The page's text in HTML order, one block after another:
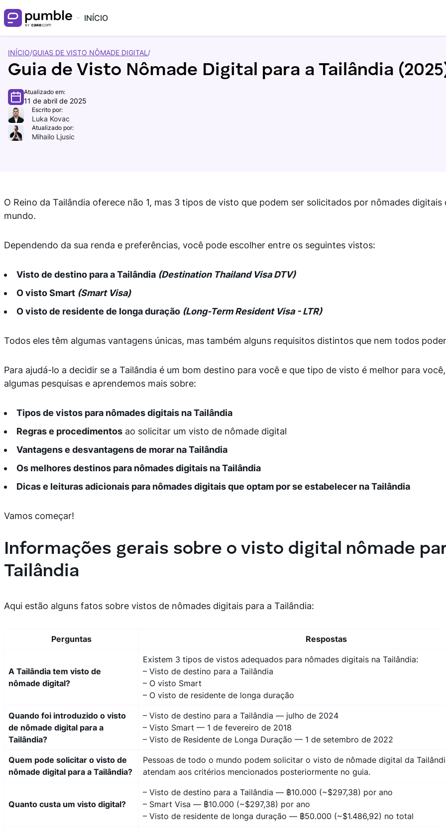
INÍCIO
INÍCIO/GUIAS DE VISTO NÔMADE DIGITAL /
Guia de Visto Nômade Digital para a Tailândia
Atualizado em:
11 de abril de 2025
Escrito por:
Luka Kovac
Atualizado por:
Mihailo Ljusic
O Reino da Tailândia oferece não 1, mas 3 tipos de visto que podem ser solicitados por nômades
mundo.
Dependendo da sua renda e preferências, você pode escolher entre os seguintes vistos:
Visto de destino para a Tailândia (Destination Thailand Visa DTV)
O visto Smart (Smart Visa)
O visto de residente de longa duração (Long-Term Resident Visa - LTR)
Todos eles têm algumas vantagens únicas, mas também alguns requisitos distintos que nem todos
Para ajudá-lo a decidir se a Tailândia é um bom destino para você e que tipo de visto é melhor para
algumas pesquisas e aprendemos mais sobre:
Tipos de vistos para nômades digitais na Tailândia
Regras e procedimentos ao solicitar um visto de nômade digital
Vantagens e desvantagens de morar na Tailândia
Os melhores destinos para nômades digitais na Tailândia
Dicas e leituras adicionais para nômades digitais que optam por se estabelecer na Tailândia
Vamos começar!
Informações gerais sobre o visto digital nômade
Tailândia
Aqui estão alguns fatos sobre vistos de nômades digitais para a Tailândia:
Perguntas Respostas
A Tailândia tem visto de
nômade digital?
Existem 3 tipos de vistos adequados para nômades digitais na Tailândia:
– Visto de destino para a Tailândia
– O visto Smart
– O visto de residente de longa duração
Quando foi introduzido o visto
de nômade digital para a
Tailândia?
– Visto de destino para a Tailândia — julho de 2024
– Visto Smart — 1 de fevereiro de 2018
– Visto de Residente de Longa Duração — 1 de setembro de 2022
Quem pode solicitar o visto de
nômade digital para a Tailândia?
Pessoas de todo o mundo podem solicitar o visto de nômade digital da
atendam aos critérios mencionados posteriormente no guia.
Quanto custa um visto digital?
– Visto de destino para a Tailândia — ฿10.000 (~$297,38) por ano
– Smart Visa — ฿10.000 (~$297,38) por ano
– Visto de residente de longa duração — ฿50.000 (~$1.486,92) no total